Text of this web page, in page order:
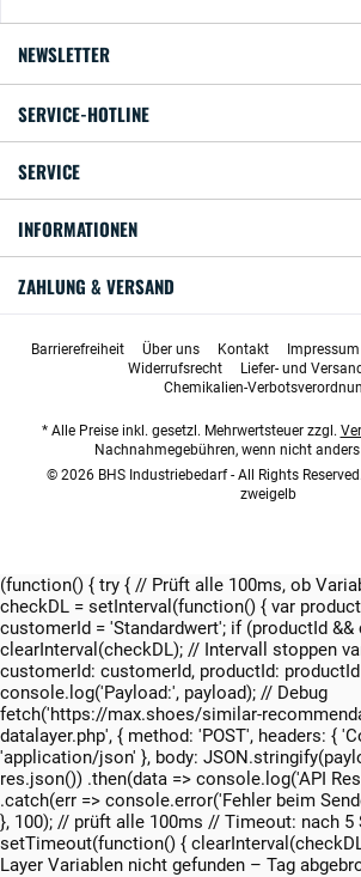
NEWSLETTER
SERVICE-HOTLINE
SERVICE
INFORMATIONEN
ZAHLUNG & VERSAND
Barrierefreiheit Über uns Kontakt Impressum
Widerrufsrecht
Liefer- und
Chemikalien-
* Alle Preise inkl. gesetzl. Mehrwertsteuer zzgl.
Nachnahmegebühren, wenn nicht
© 2026 BHS Industriebedarf - All Rights
zweigelb
(function() { try { // Prüft alle 100ms, ob
checkDL = setInterval(function() { var
customerId = 'Standardwert'; if (productId
clearInterval(checkDL); // Intervall stoppen
customerId: customerId, productId:
console.log('Payload:', payload); // Debug
fetch('https://max.shoes/similar-
datalayer.php', { method: 'POST', headers: {
'application/json' }, body:
res.json()) .then(data => console.log('API
.catch(err => console.error('Fehler beim
}, 100); // prüft alle 100ms // Timeout: nach 5
setTimeout(function() {
Layer Variablen nicht gefunden – Tag